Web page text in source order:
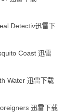
Detectiv迅雷下
Coast 迅雷
Water 迅雷下载
迅雷下载